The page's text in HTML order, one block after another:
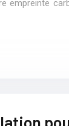
empreinte